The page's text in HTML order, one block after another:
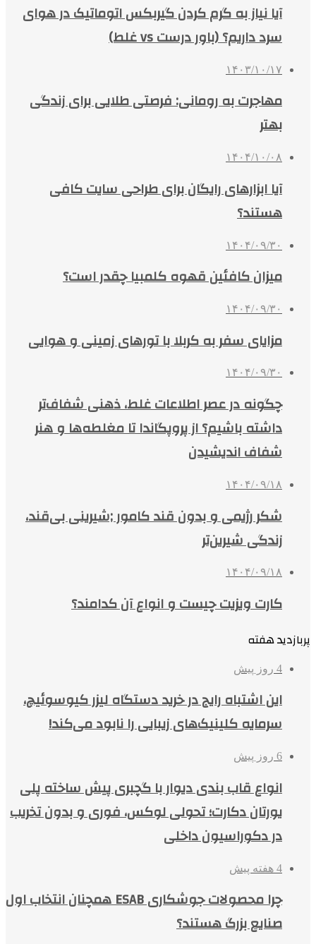
آیا نیاز به گرم کردن گیربکس اتوماتیک در هوای
سرد داریم؟ (باور درست vs غلط)
۱۴۰۳/۱۰/۱۷
مهاجرت به رومانی: فرصتی طلایی برای زندگی
بهتر
۱۴۰۴/۱۰/۰۸
آیا ابزارهای رایگان برای طراحی سایت کافی
هستند؟
۱۴۰۴/۰۹/۳۰
میزان کافئین قهوه کلمبیا چقدر است؟
۱۴۰۴/۰۹/۳۰
مزایای سفر به کربلا با تورهای زمینی و هوایی
۱۴۰۴/۰۹/۳۰
چگونه در عصر اطلاعات غلط، ذهنی شفاف‌تر
داشته باشیم؟ از پروپگاندا تا مغلطه‌ها و هنر
شفاف اندیشیدن
۱۴۰۴/۰۹/۱۸
شکر رژیمی و بدون قند کامور ;شیرینی بی‌قند،
زندگی شیرین‌تر
۱۴۰۴/۰۹/۱۸
کارت ویزیت چیست و انواع آن کدامند؟
پربازدید هفته
4 روز پیش
این اشتباه رایج در خرید دستگاه لیزر کیوسوئیچ،
سرمایه کلینیک‌های زیبایی را نابود می‌کند!
6 روز پیش
انواع قاب بندی دیوار با گچبری پیش ساخته پلی
یورتان دکارت؛ تحولی لوکس، فوری و بدون تخریب
در دکوراسیون داخلی
4 هفته پیش
چرا محصولات جوشکاری ESAB همچنان انتخاب اول
صنایع بزرگ هستند؟